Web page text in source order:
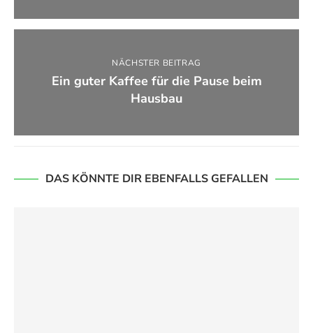
NÄCHSTER BEITRAG
Ein guter Kaffee für die Pause beim
Hausbau
DAS KÖNNTE DIR EBENFALLS GEFALLEN